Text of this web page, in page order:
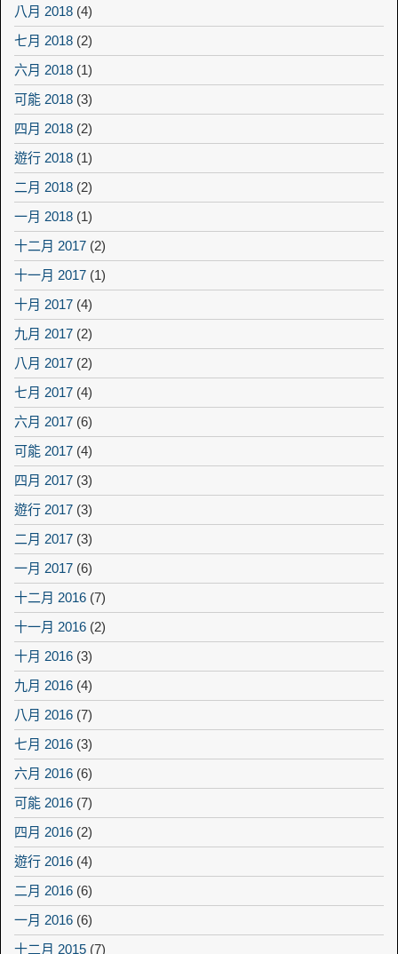
八月 2018 (4)
七月 2018 (2)
六月 2018 (1)
可能 2018 (3)
四月 2018 (2)
遊行 2018 (1)
二月 2018 (2)
一月 2018 (1)
十二月 2017 (2)
十一月 2017 (1)
十月 2017 (4)
九月 2017 (2)
八月 2017 (2)
七月 2017 (4)
六月 2017 (6)
可能 2017 (4)
四月 2017 (3)
遊行 2017 (3)
二月 2017 (3)
一月 2017 (6)
十二月 2016 (7)
十一月 2016 (2)
十月 2016 (3)
九月 2016 (4)
八月 2016 (7)
七月 2016 (3)
六月 2016 (6)
可能 2016 (7)
四月 2016 (2)
遊行 2016 (4)
二月 2016 (6)
一月 2016 (6)
十二月 2015 (7)